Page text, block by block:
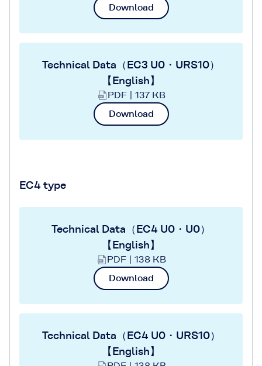
Download
Technical Data（EC3 U0・URS10）
【English】
PDF | 137 KB
Download
EC4 type
Technical Data（EC4 U0・U0）
【English】
PDF | 138 KB
Download
Technical Data（EC4 U0・URS10）
【English】